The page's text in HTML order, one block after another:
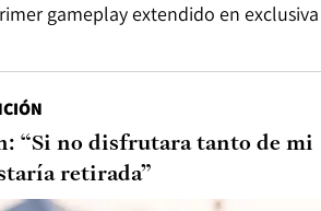
gameplay extendido en exclusiva
“Si no disfrutara tanto de mi
retirada”